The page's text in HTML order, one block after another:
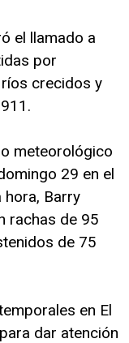
el llamado a
por
crecidos y
meteorológico
29 en el
hora, Barry
rachas de 95
de 75
en El
dar atención